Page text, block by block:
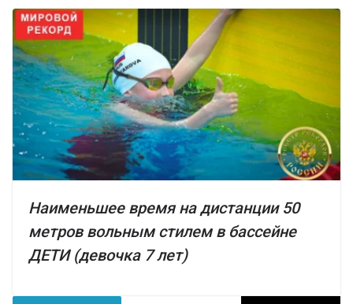
Наименьшее время на дистанции 50
метров вольным стилем в бассейне
ДЕТИ (девочка 7 лет)